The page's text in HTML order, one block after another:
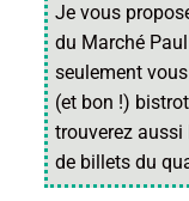
Je vous
du Marché
seulement
(et bon !)
trouverez aussi
de billets du